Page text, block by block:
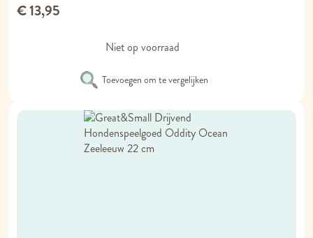
€ 13,95
Niet op voorraad
Toevoegen om te vergelijken